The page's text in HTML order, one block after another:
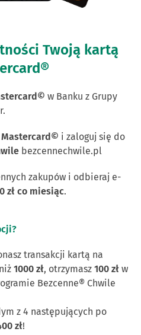
Twoją kartą
w Banku z Grupy
Mastercard© i zaloguj się do
bezcennechwile.pl
zakupów i odbieraj e-
zł co miesiąc.
transakcji kartą na
1000 zł, otrzymasz 100 zł w
Bezcenne® Chwile
z 4 następujących po
zł!